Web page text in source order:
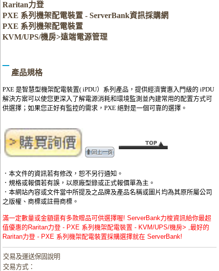
Raritan力登
PXE 系列機架配電裝置 - ServerBank資訊採購網
PXE 系列機架配電裝置
KVM/UPS/機房>遠端電源管理
產品規格
PXE 是智慧型機架配電裝置( iPDU）系列產品，提供經濟實惠入門級的 iPDU
解決方案可以使您更深入了解電源消耗和環境監測並內建常用的配置方式可
供選擇；如果您正好有監控的需求，PXE 絕對是一個可靠的選擇。
．本文件的資訊若有修改，恕不另行通知。
．規格或報價若有誤，以原廠型錄或正式報價單為主。
．本網站內容或文件當中所提及之品牌及產品名稱或圖片均為其原所屬公司
之版權、商標或註冊商標。
滿一定數量或金額還有多款贈品可供選擇喔! ServerBank力梭資訊給你最超
值優惠的Raritan力登 - PXE 系列機架配電裝置 - KVM/UPS/機房> ,最好的
Raritan力登 - PXE 系列機架配電裝置採購選擇就在 ServerBank!
交易及運送保固說明
交易方式：